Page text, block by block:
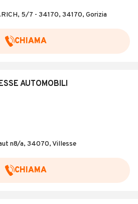
5/7 - 34170, 34170, Gorizia
CHIAMA
AUTOMOBILI
n8/a, 34070, Villesse
CHIAMA